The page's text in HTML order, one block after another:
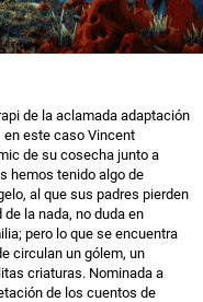
de la aclamada adaptación
este caso Vincent
de su cosecha junto a
hemos tenido algo de
al que sus padres pierden
la nada, no duda en
pero lo que se encuentra
circulan un gólem, un
criaturas. Nominada a
de los cuentos de